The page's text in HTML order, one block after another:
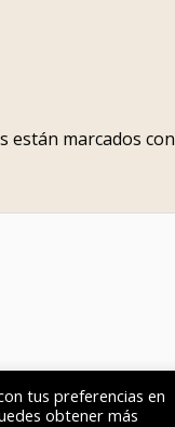
están marcados con
tus preferencias en
obtener más